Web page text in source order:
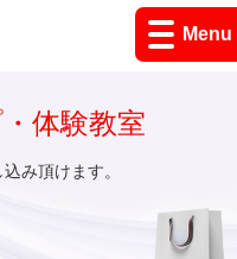
Menu
体験教室
み頂けます。